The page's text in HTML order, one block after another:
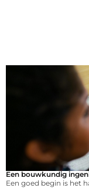
Een bouwkundig
Een goed begin is het